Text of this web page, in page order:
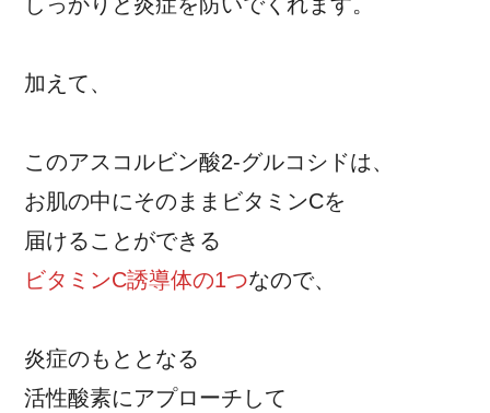
加えて、
このアスコルビン酸2-グルコシドは、
お肌の中にそのままビタミンCを
届けることができる
ビタミンC誘導体の1つなので、
炎症のもととなる
活性酸素にアプローチして